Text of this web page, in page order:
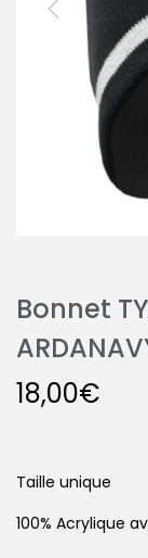
Bonnet
18,00€
Taille unique
100% Acrylique